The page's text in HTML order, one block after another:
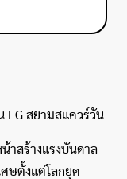
LG สยามสแควร์วัน
าสร้างแรงบันดาล
ษตั้งแต่โลกยุค